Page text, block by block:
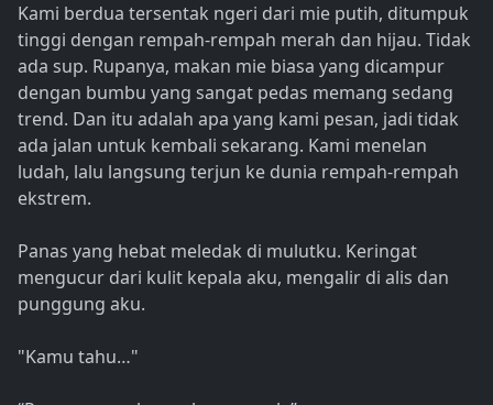
Kami berdua tersentak ngeri dari mie putih, ditumpuk
tinggi dengan rempah-rempah merah dan hijau. Tidak
ada sup. Rupanya, makan mie biasa yang dicampur
dengan bumbu yang sangat pedas memang sedang
trend. Dan itu adalah apa yang kami pesan, jadi tidak
ada jalan untuk kembali sekarang. Kami menelan
ludah, lalu langsung terjun ke dunia rempah-rempah
ekstrem.
Panas yang hebat meledak di mulutku. Keringat
mengucur dari kulit kepala aku, mengalir di alis dan
punggung aku.
"Kamu tahu…"